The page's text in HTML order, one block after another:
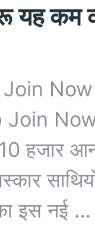
यह कम
Join
हजार
इस नई